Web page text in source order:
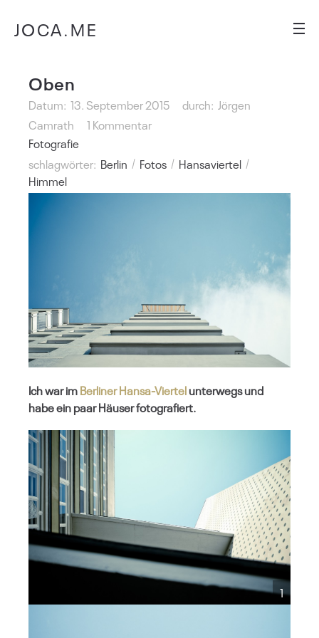
JOCA.ME
Oben
Datum: 13. September 2015 durch: Jörgen
Camrath
1 Kommentar
Fotografie
schlagwörter: Berlin Fotos
Hansaviertel
Himmel
Ich war imBerliner Hansa-Viertelunterwegs und
habe ein paar Häuser fotografiert.
1